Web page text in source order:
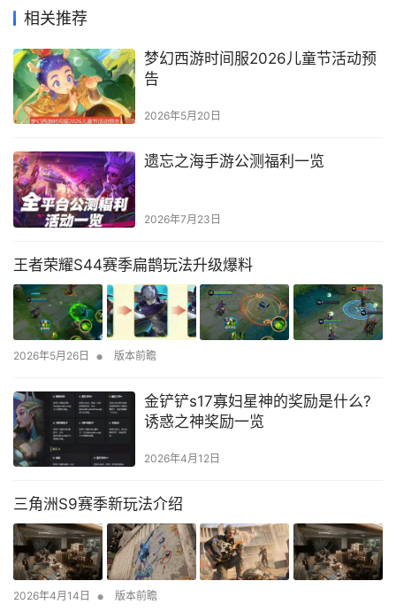
相关推荐
梦幻西游时间服2026儿童节活动预
告
2026年5月20日
遗忘之海手游公测福利一览
2026年7月23日
王者荣耀S44赛季扁鹊玩法升级爆料
2026年5月26日 • 版本前瞻
金铲铲s17寡妇星神的奖励是什么?
诱惑之神奖励一览
2026年4月12日
三角洲S9赛季新玩法介绍
2026年4月14日 • 版本前瞻